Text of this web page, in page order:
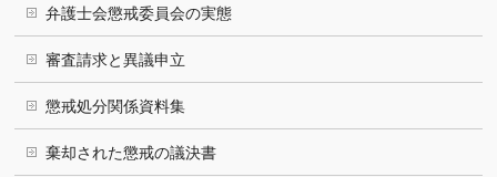
弁護士会懲戒委員会の実態
審査請求と異議申立
懲戒処分関係資料集
棄却された懲戒の議決書